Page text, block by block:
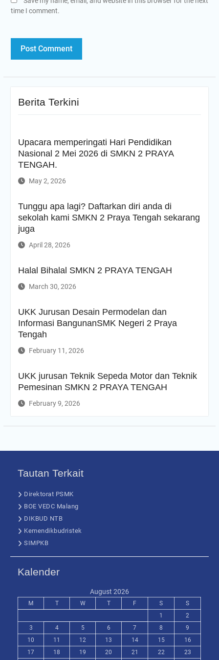
time I comment.
Berita Terkini
Upacara memperingati Hari Pendidikan
Nasional 2 Mei 2026 di SMKN 2 PRAYA
TENGAH.
May 2, 2026
Tunggu apa lagi? Daftarkan diri anda di
sekolah kami SMKN 2 Praya Tengah sekarang
juga
April 28, 2026
Halal Bihalal SMKN 2 PRAYA TENGAH
March 30, 2026
UKK Jurusan Desain Permodelan dan
Informasi BangunanSMK Negeri 2 Praya
Tengah
February 11, 2026
UKK jurusan Teknik Sepeda Motor dan Teknik
Pemesinan SMKN 2 PRAYA TENGAH
February 9, 2026
Tautan Terkait
Direktorat PSMK
BOE VEDC Malang
DIKBUD NTB
Kemendikbudristek
SIMPKB
Kalender
August 2026
M T W T F S
S
1
2
3
4 5 6 7 8
9
10
11 12 13 14 15
16
17
18 19 20 21 22
23